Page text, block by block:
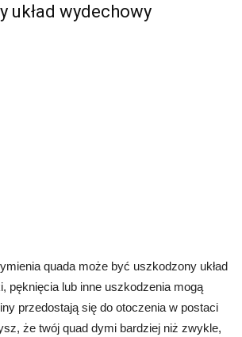
układ wydechowy
quada może być uszkodzony układ
pęknięcia lub inne uszkodzenia mogą
przedostają się do otoczenia w postaci
że twój quad dymi bardziej niż zwykle,